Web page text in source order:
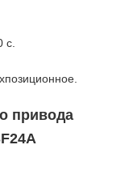
с.
привода